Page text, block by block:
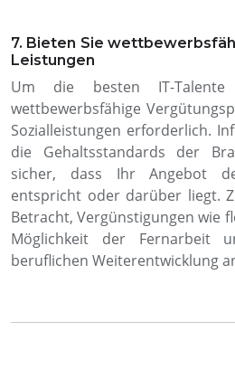
7. Bieten Sie
Leistungen
Um die besten IT-
wettbewerbsfähige
Sozialleistungen erforderlich.
die Gehaltsstandards der
sicher, dass Ihr Angebot
entspricht oder darüber liegt.
Betracht, Vergünstigungen wie
Möglichkeit der Fernarbeit
beruflichen Weiterentwicklung